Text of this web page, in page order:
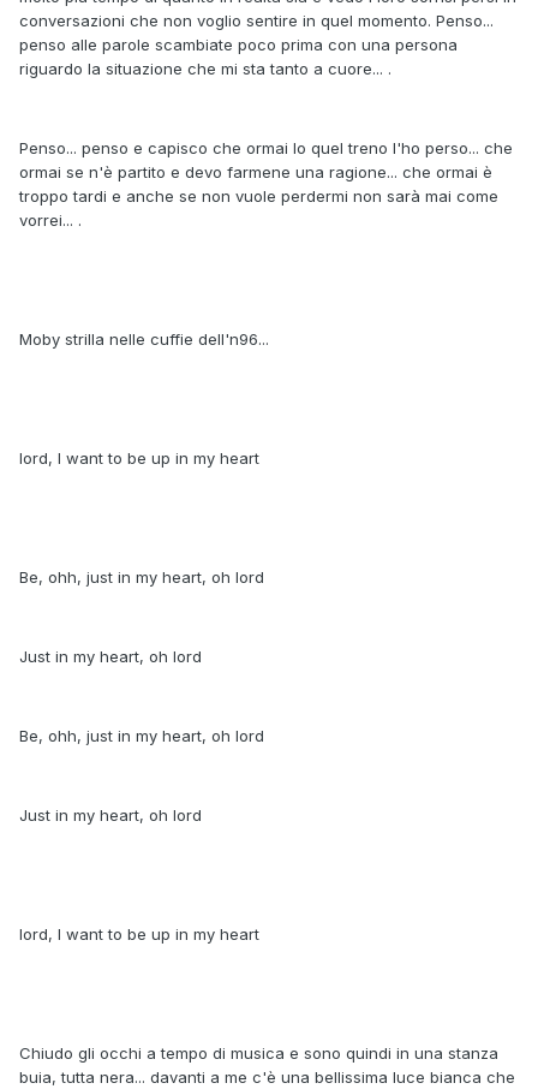
conversazioni che non voglio sentire in quel momento. Penso...
penso alle parole scambiate poco prima con una persona
riguardo la situazione che mi sta tanto a cuore... .
Penso... penso e capisco che ormai Io quel treno l'ho perso... che
ormai se n'è partito e devo farmene una ragione... che ormai è
troppo tardi e anche se non vuole perdermi non sarà mai come
vorrei... .
Moby strilla nelle cuffie dell'n96...
lord, I want to be up in my heart
Be, ohh, just in my heart, oh lord
Just in my heart, oh lord
Be, ohh, just in my heart, oh lord
Just in my heart, oh lord
lord, I want to be up in my heart
Chiudo gli occhi a tempo di musica e sono quindi in una stanza
buia, tutta nera... davanti a me c'è una bellissima luce bianca che